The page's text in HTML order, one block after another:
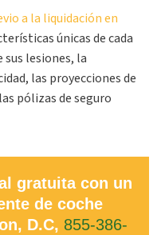
a la liquidación en
únicas de cada
sus lesiones, la
las proyecciones de
pólizas de seguro
gratuita con un
de coche
D.C, 855-386-